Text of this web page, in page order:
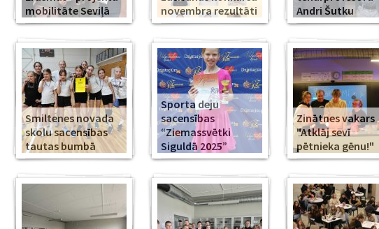
mobilitāte Seviļā
novembra rezultāti
Andri Šutku
Smiltenes novada
skolu sacensības
tautas bumbā
Sporta deju
sacensības
“Ziemassvētki
Siguldā 2025”
Zinātnes vakars
"Atklāj sevī
pētnieka gēnu!"